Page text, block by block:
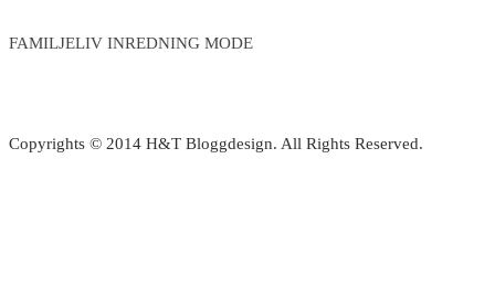
FAMILJELIV INREDNING MODE
Copyrights © 2014 H&T Bloggdesign. All Rights Reserved.